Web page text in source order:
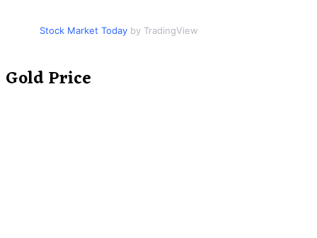
Stock Market Today by TradingView
Gold Price